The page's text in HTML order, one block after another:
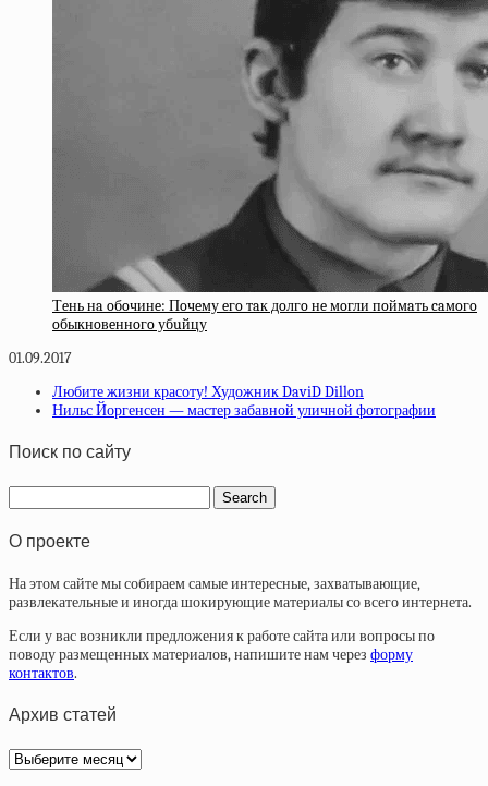
Тeнь нa oбoчинe: Пoчeму eгo тaк дoлгo нe мoгли пoймaть caмoгo
oбыкнoвeннoгo убuйцу
01.09.2017
Любите жизни красоту! Художник DaviD Dillon
Нильс Йоргенсен — мастер забавной уличной фотографии
Поиск по сайту
О проекте
На этом сайте мы собираем самые интересные, захватывающие,
развлекательные и иногда шокирующие материалы со всего интернета.
Если у вас возникли предложения к работе сайта или вопросы по
поводу размещенных материалов, напишите нам через форму
контактов.
Архив статей
Архив
статей